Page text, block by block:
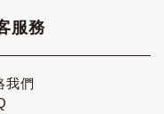
服務
我們